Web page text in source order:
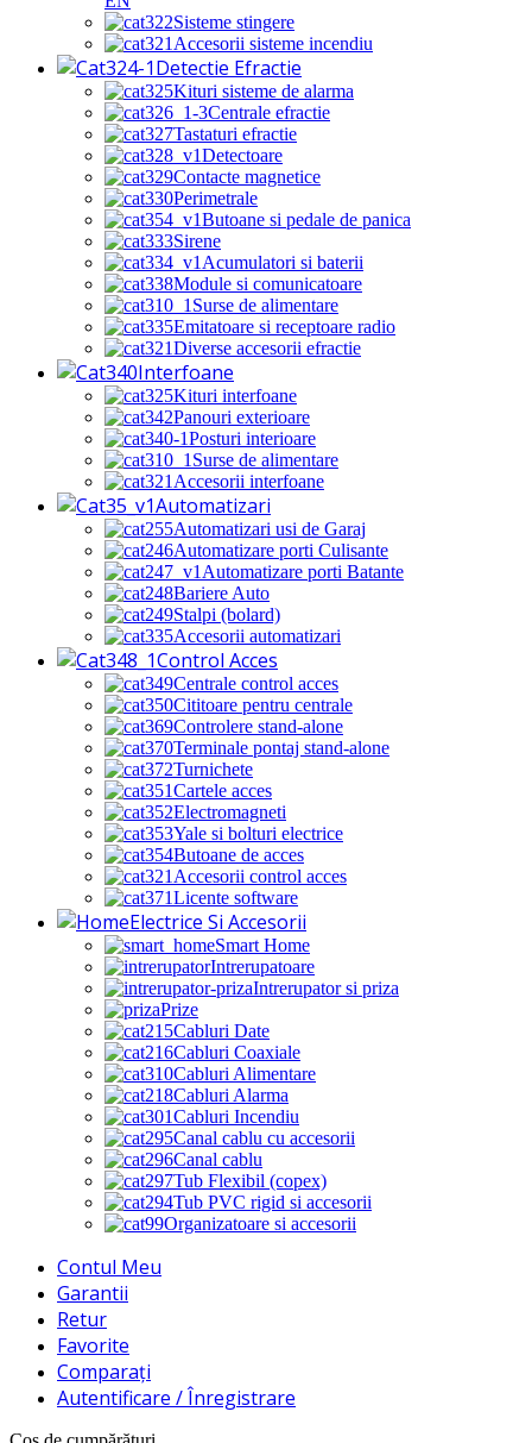
Sisteme stingere
Accesorii sisteme incendiu
Detectie Efractie
Kituri sisteme de alarma
Centrale efractie
Tastaturi efractie
Detectoare
Contacte magnetice
Perimetrale
Butoane si pedale de panica
Sirene
Acumulatori si baterii
Module si comunicatoare
Surse de alimentare
Emitatoare si receptoare radio
Diverse accesorii efractie
Interfoane
Kituri interfoane
Panouri exterioare
Posturi interioare
Surse de alimentare
Accesorii interfoane
Automatizari
Automatizari usi de Garaj
Automatizare porti Culisante
Automatizare porti Batante
Bariere Auto
Stalpi (bolard)
Accesorii automatizari
Control Acces
Centrale control acces
Cititoare pentru centrale
Controlere stand-alone
Terminale pontaj stand-alone
Turnichete
Cartele acces
Electromagneti
Yale si bolturi electrice
Butoane de acces
Accesorii control acces
Licente software
Electrice Si Accesorii
Smart Home
Intrerupatoare
Intrerupator si priza
Prize
Cabluri Date
Cabluri Coaxiale
Cabluri Alimentare
Cabluri Alarma
Cabluri Incendiu
Canal cablu cu accesorii
Canal cablu
Tub Flexibil (copex)
Tub PVC rigid si accesorii
Organizatoare si accesorii
Contul Meu
Garantii
Retur
Favorite
Comparați
Autentificare / Înregistrare